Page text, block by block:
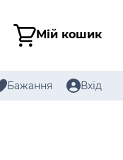
Мій кошик
Бажання Вхід